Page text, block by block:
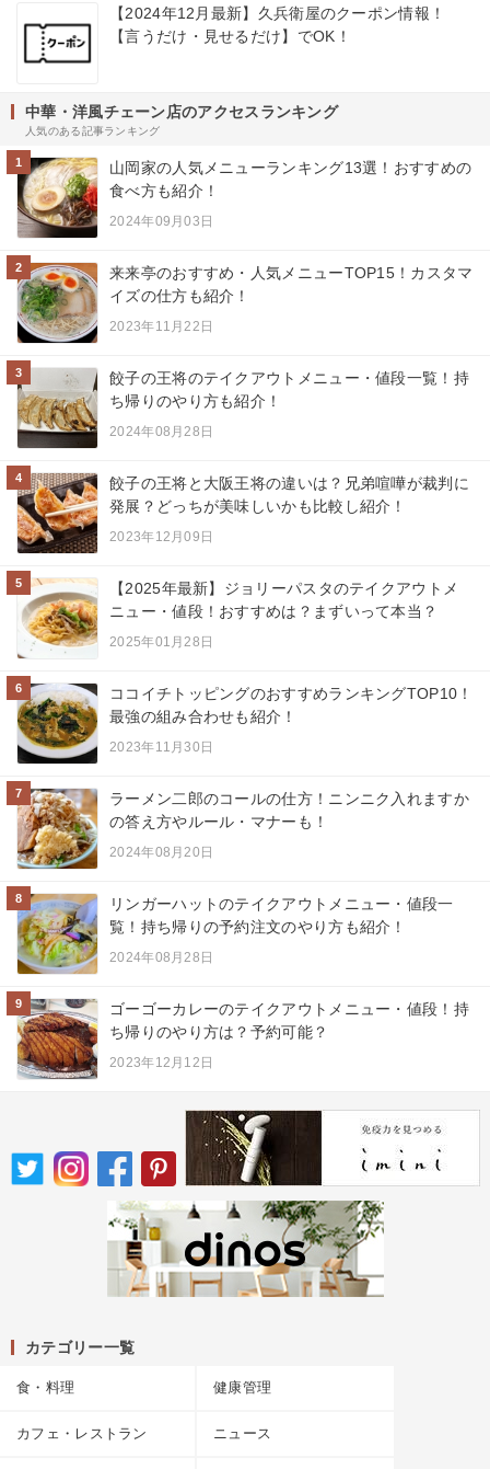
【2024年12月最新】久兵衛屋のクーポン情報！
【言うだけ・見せるだけ】でOK！
中華・洋風チェーン店のアクセスランキング
人気のある記事ランキング
1
山岡家の人気メニューランキング13選！おすすめの
食べ方も紹介！
2024年09月03日
2
来来亭のおすすめ・人気メニューTOP15！カスタマ
イズの仕方も紹介！
2023年11月22日
3
餃子の王将のテイクアウトメニュー・値段一覧！持
ち帰りのやり方も紹介！
2024年08月28日
4
餃子の王将と大阪王将の違いは？兄弟喧嘩が裁判に
発展？どっちが美味しいかも比較し紹介！
2023年12月09日
5
【2025年最新】ジョリーパスタのテイクアウトメ
ニュー・値段！おすすめは？まずいって本当？
2025年01月28日
6
ココイチトッピングのおすすめランキングTOP10！
最強の組み合わせも紹介！
2023年11月30日
7
ラーメン二郎のコールの仕方！ニンニク入れますか
の答え方やルール・マナーも！
2024年08月20日
8
リンガーハットのテイクアウトメニュー・値段一
覧！持ち帰りの予約注文のやり方も紹介！
2024年08月28日
9
ゴーゴーカレーのテイクアウトメニュー・値段！持
ち帰りのやり方は？予約可能？
2023年12月12日
カテゴリー一覧
食・料理 健康管理
カフェ・レストラン ニュース